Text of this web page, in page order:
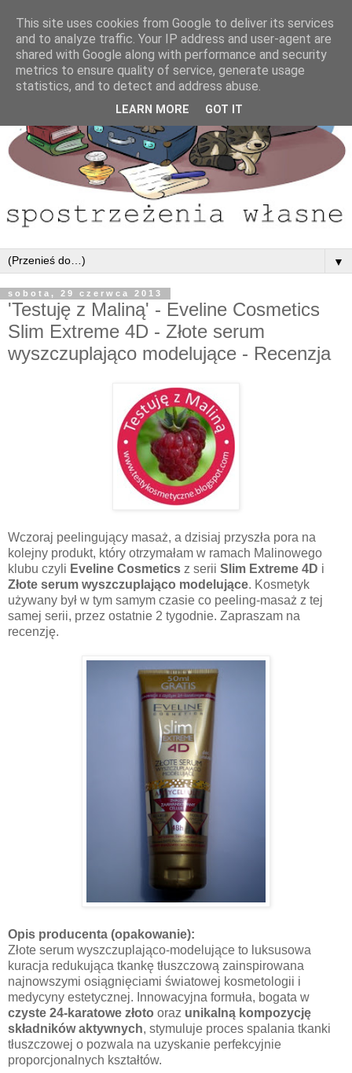
▼
sobota, 29 czerwca 2013
'Testuję z Maliną' - Eveline Cosmetics
Slim Extreme 4D - Złote serum
wyszczuplająco modelujące - Recenzja
Wczoraj peelingujący masaż, a dzisiaj przyszła pora na
kolejny produkt, który otrzymałam w ramach Malinowego
klubu czyli Eveline Cosmetics z serii Slim Extreme 4D i
Złote serum wyszczuplająco modelujące. Kosmetyk
używany był w tym samym czasie co peeling-masaż z tej
samej serii, przez ostatnie 2 tygodnie. Zapraszam na
recenzję.
Opis producenta (opakowanie):
Złote serum wyszczuplająco-modelujące to luksusowa
kuracja redukująca tkankę tłuszczową zainspirowana
najnowszymi osiągnięciami światowej kosmetologii i
medycyny estetycznej. Innowacyjna formuła, bogata w
czyste 24-karatowe złoto oraz unikalną kompozycję
składników aktywnych, stymuluje proces spalania tkanki
tłuszczowej o pozwala na uzyskanie perfekcyjnie
proporcjonalnych kształtów.
This site uses cookies from Google to deliver its services
and to analyze traffic. Your IP address and user-agent are
shared with Google along with performance and security
metrics to ensure quality of service, generate usage
statistics, and to detect and address abuse.
LEARN MORE GOT IT